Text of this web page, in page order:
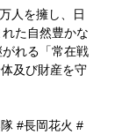
人を擁し、日
た自然豊かな
れる「常在戦
及び財産を守
#長岡花火 #